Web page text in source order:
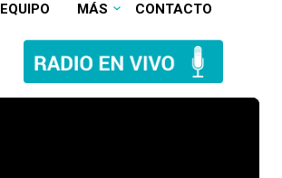
EQUIPO MÁS CONTACTO